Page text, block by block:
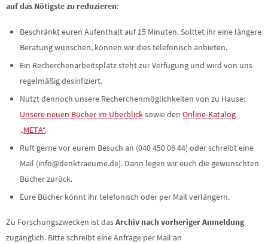
auf das Nötigste zu reduzieren:
Beschränkt euren Aufenthalt auf 15 Minuten. Solltet ihr eine längere
Beratung wünschen, können wir dies telefonisch anbieten.
Ein Recherchenarbeitsplatz steht zur Verfügung und wird von uns
regelmäßig desinfiziert.
Nutzt dennoch unsere Recherchenmöglichkeiten von zu Hause:
Unsere neuen Bücher im Überblicksowie denOnline-Katalog
„META“.
Ruft gerne vor eurem Besuch an (040 450 06 44) oder schreibt eine
Mail (info@denktraeume.de). Dann legen wir euch die gewünschten
Bücher zurück.
Eure Bücher könnt ihr telefonisch oder per Mail verlängern.
Zu Forschungszwecken ist dasArchiv nach vorheriger Anmeldung
zugänglich. Bitte schreibt eine Anfrage per Mail an